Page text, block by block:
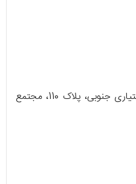
تهران، جانبازان غربی، بختیاری جنوبی، پلاک 110، مجتمع